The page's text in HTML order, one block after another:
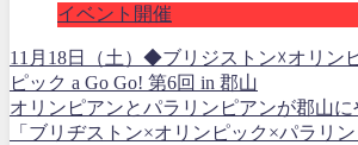
イベント開催
11月18日（土）◆ブリジストン☓オリン
ピック a Go Go! 第6回 in 郡山
オリンピアンとパラリンピアンが郡山に
「ブリヂストン×オリンピック×パラリ